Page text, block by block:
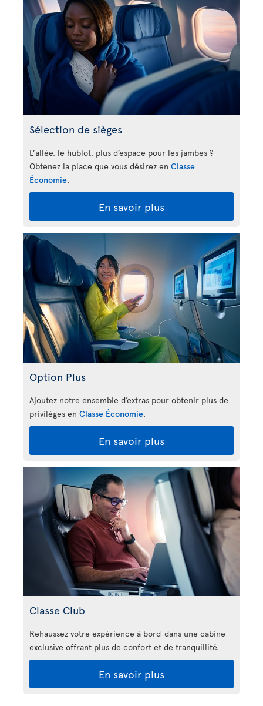
Sélection de sièges
L’allée, le hublot, plus d’espace pour les jambes ?
Obtenez la place que vous désirez en Classe
Économie.
En savoir plus
Option Plus
Ajoutez notre ensemble d’extras pour obtenir plus de
privilèges en Classe Économie.
En savoir plus
Classe Club
Rehaussez votre expérience à bord dans une cabine
exclusive offrant plus de confort et de tranquillité.
En savoir plus